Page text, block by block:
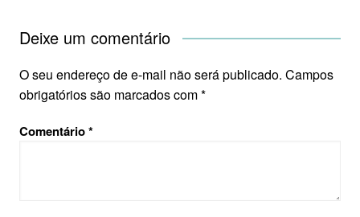
Deixe um comentário
O seu endereço de e-mail não será publicado. Campos
obrigatórios são marcados com*
Comentário*